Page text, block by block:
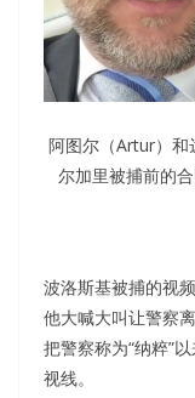
阿图尔（Artur）
尔加里被捕前的
波洛斯基被捕的视
他大喊大叫让警察
把警察称为“纳粹”
视线。